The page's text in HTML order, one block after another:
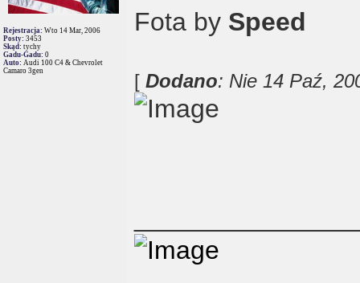
Rejestracja: Wto 14 Mar, 2006
Posty: 3453
Skąd: tychy
Gadu-Gadu: 0
Auto: Audi 100 C4 & Chevrolet
Camaro 3gen
Fota by Speed
[ Dodano: Nie 14 Paź,